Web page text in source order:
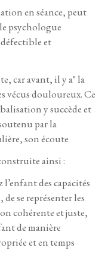
en séance, peut
psychologue
et
car avant, il y a" la
vécus douloureux. Ce
y succède et
par la
son écoute
ainsi :
des capacités
se représenter les
cohérente et juste,
de manière
et en temps